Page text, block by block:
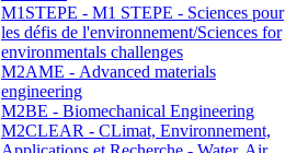
M1STEPE - M1 STEPE - Sciences pour
les défis de l'environnement/Sciences for
environmentals challenges
M2AME - Advanced materials
engineering
M2BE - Biomechanical Engineering
M2CLEAR - CLimat, Environnement,